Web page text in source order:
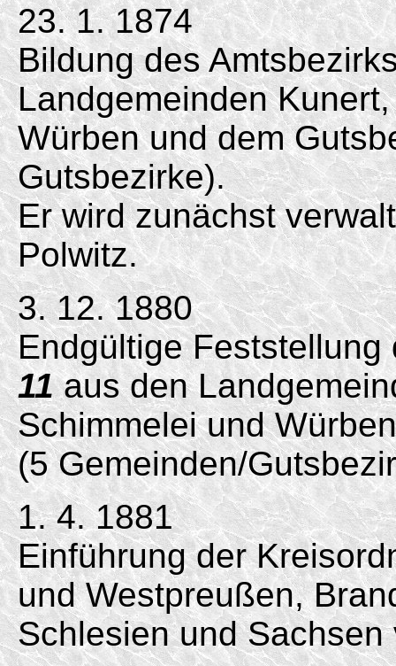
23. 1. 1874
Bildung des
Landgemeinden
Würben und dem
Gutsbezirke).
Er wird zunächst
Polwitz.
3. 12. 1880
Endgültige
11aus den
Schimmelei und
(5 Gemeinden/
1. 4. 1881
Einführung der
und Westpreußen,
Schlesien und